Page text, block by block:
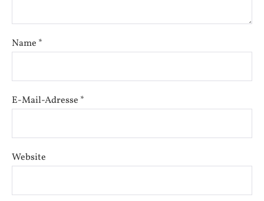
Name *
E-Mail-Adresse *
Website